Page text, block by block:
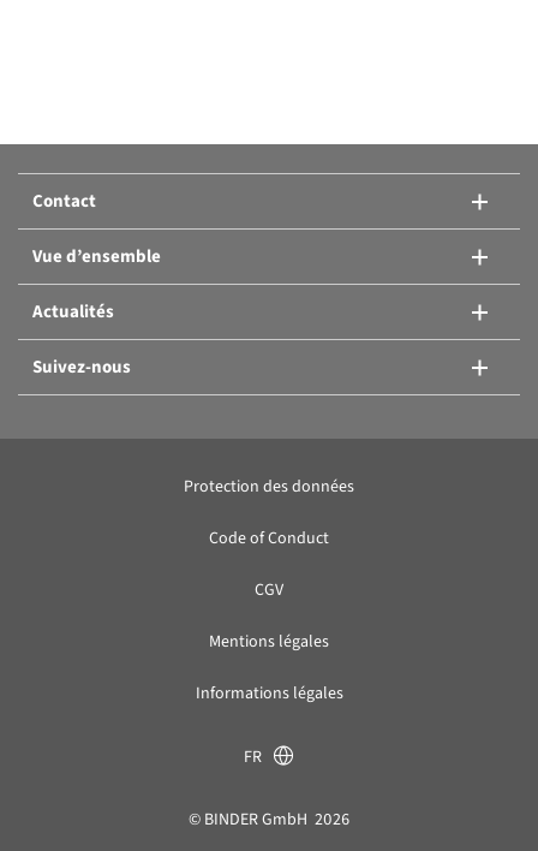
Contact
Vue d’ensemble
Actualités
Suivez-nous
© BINDER GmbH 2026
Protection des données
Code of Conduct
CGV
Mentions légales
Informations légales
FR